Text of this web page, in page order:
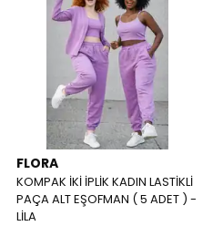
FLORA
KOMPAK İKİ İPLİK KADIN LASTİKLİ
PAÇA ALT EŞOFMAN ( 5 ADET ) -
LİLA